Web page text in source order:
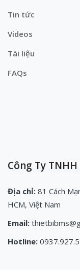
Tin tức
Videos
Tài liệu
FAQs
Công Ty
Địa chỉ: 81 Cách
HCM, Việt Nam
Email:
Hotline: